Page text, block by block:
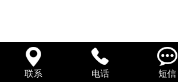

联系

电话

短信